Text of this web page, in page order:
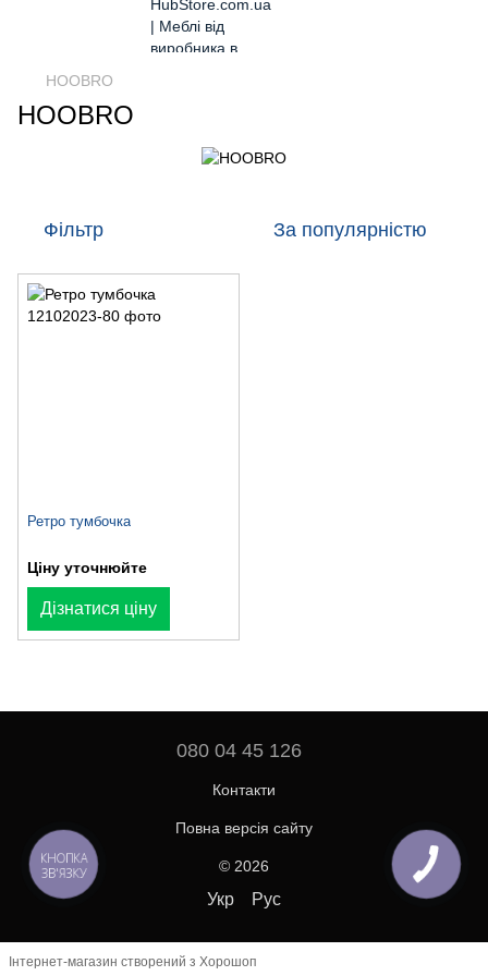
HOOBRO
HOOBRO
Фільтр За популярністю
Ретро тумбочка
Ціну уточнюйте
Дізнатися ціну
080 04 45 126
Контакти
Повна версія сайту
© 2026
Укр Рус
Інтернет-магазин створений з Хорошоп
КНОПКА
ЗВ'ЯЗКУ